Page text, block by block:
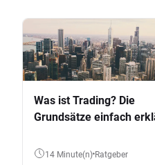
Was ist Trading? Die
Grundsätze einfach
14 Minute(n) Ratgeber